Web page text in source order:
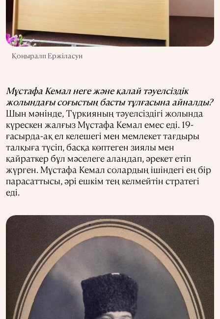
Қоңыралп Ержіласун
Мұстафа Кемал неге және қалай тәуелсіздік
жолындағы соғыстың басты тұлғасына айналды?
Шын мәнінде, Түркияның тәуелсіздігі жолында
күрескен жалғыз Мұстафа Кемал емес еді. 19-
ғасырда-ақ ел келешегі мен мемлекет тағдыры
талқыға түсіп, басқа көптеген зиялы мен
қайраткер бұл мәселеге алаңдап, әрекет етіп
жүрген. Мұстафа Кемал солардың ішіндегі ең бір
парасаттысы, әрі ешкім тең келмейтін стратегі
еді.